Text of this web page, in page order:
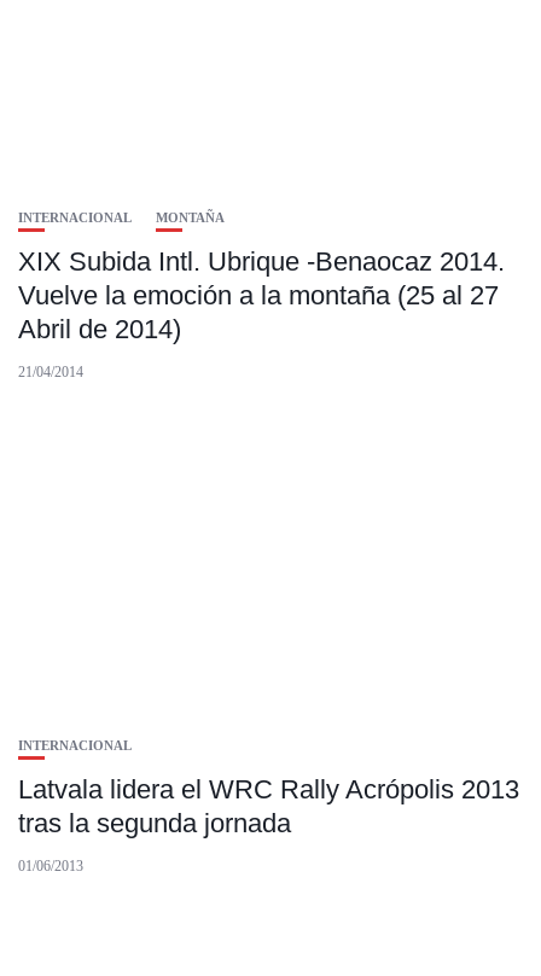
INTERNACIONAL MONTAÑA
XIX Subida Intl. Ubrique -Benaocaz 2014.
Vuelve la emoción a la montaña (25 al 27
Abril de 2014)
21/04/2014
INTERNACIONAL
Latvala lidera el WRC Rally Acrópolis 2013
tras la segunda jornada
01/06/2013